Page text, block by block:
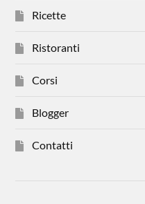
Ricette
Ristoranti
Corsi
Blogger
Contatti